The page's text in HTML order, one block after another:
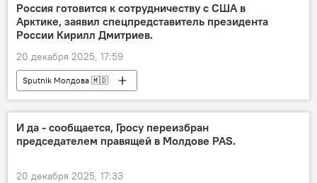
Россия готовится к сотрудничеству с США в
Арктике, заявил спецпредставитель президента
России Кирилл Дмитриев.
20 декабря 2025, 17:59
Sputnik Молдова 🇲🇩
И да - сообщается, Гросу переизбран
председателем правящей в Молдове PAS.
20 декабря 2025, 17:33